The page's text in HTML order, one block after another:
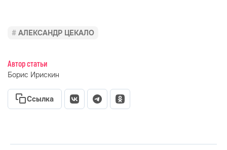
АЛЕКСАНДР ЦЕКАЛО
Автор статьи
Борис Ирискин
Ссылка